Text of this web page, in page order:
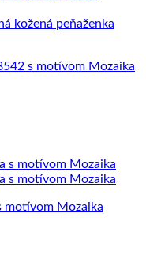
s motívom Mozaika
motívom Mozaika